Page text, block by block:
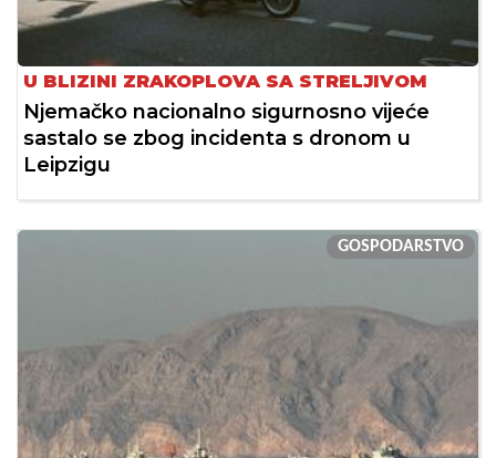
U BLIZINI ZRAKOPLOVA SA STRELJIVOM
Njemačko nacionalno sigurnosno vijeće
sastalo se zbog incidenta s dronom u
Leipzigu
GOSPODARSTVO